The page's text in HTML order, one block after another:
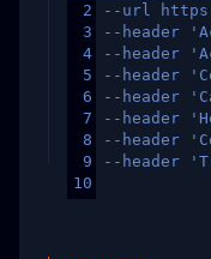
2
3
4
5
6
7
8
9
10
--url
--header
--header
--header
--header
--header
--header
--header